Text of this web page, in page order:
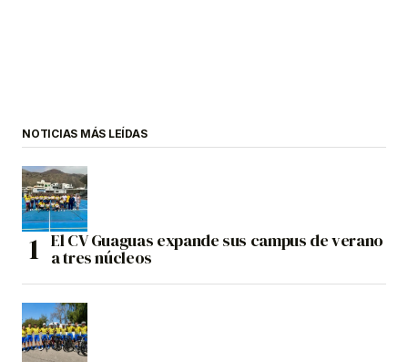
NOTICIAS MÁS LEÍDAS
El CV Guaguas expande sus campus de verano
a tres núcleos